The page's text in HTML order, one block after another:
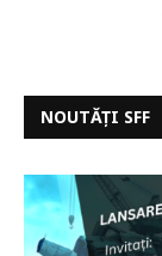
NOUTĂȚI SFF